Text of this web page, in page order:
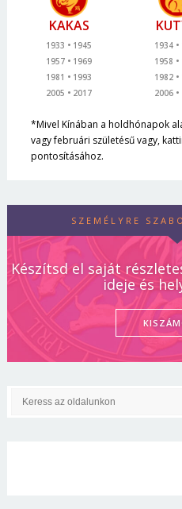
KAKAS
1933
1945
1957
1969
1981
1993
2005
2017
1934
1958
1982
2006
*Mivel Kínában a holdhónapok
vagy februári születésű vagy,
pontosításához.
SZEMÉLYRE
Készítsd el saját
ideje és